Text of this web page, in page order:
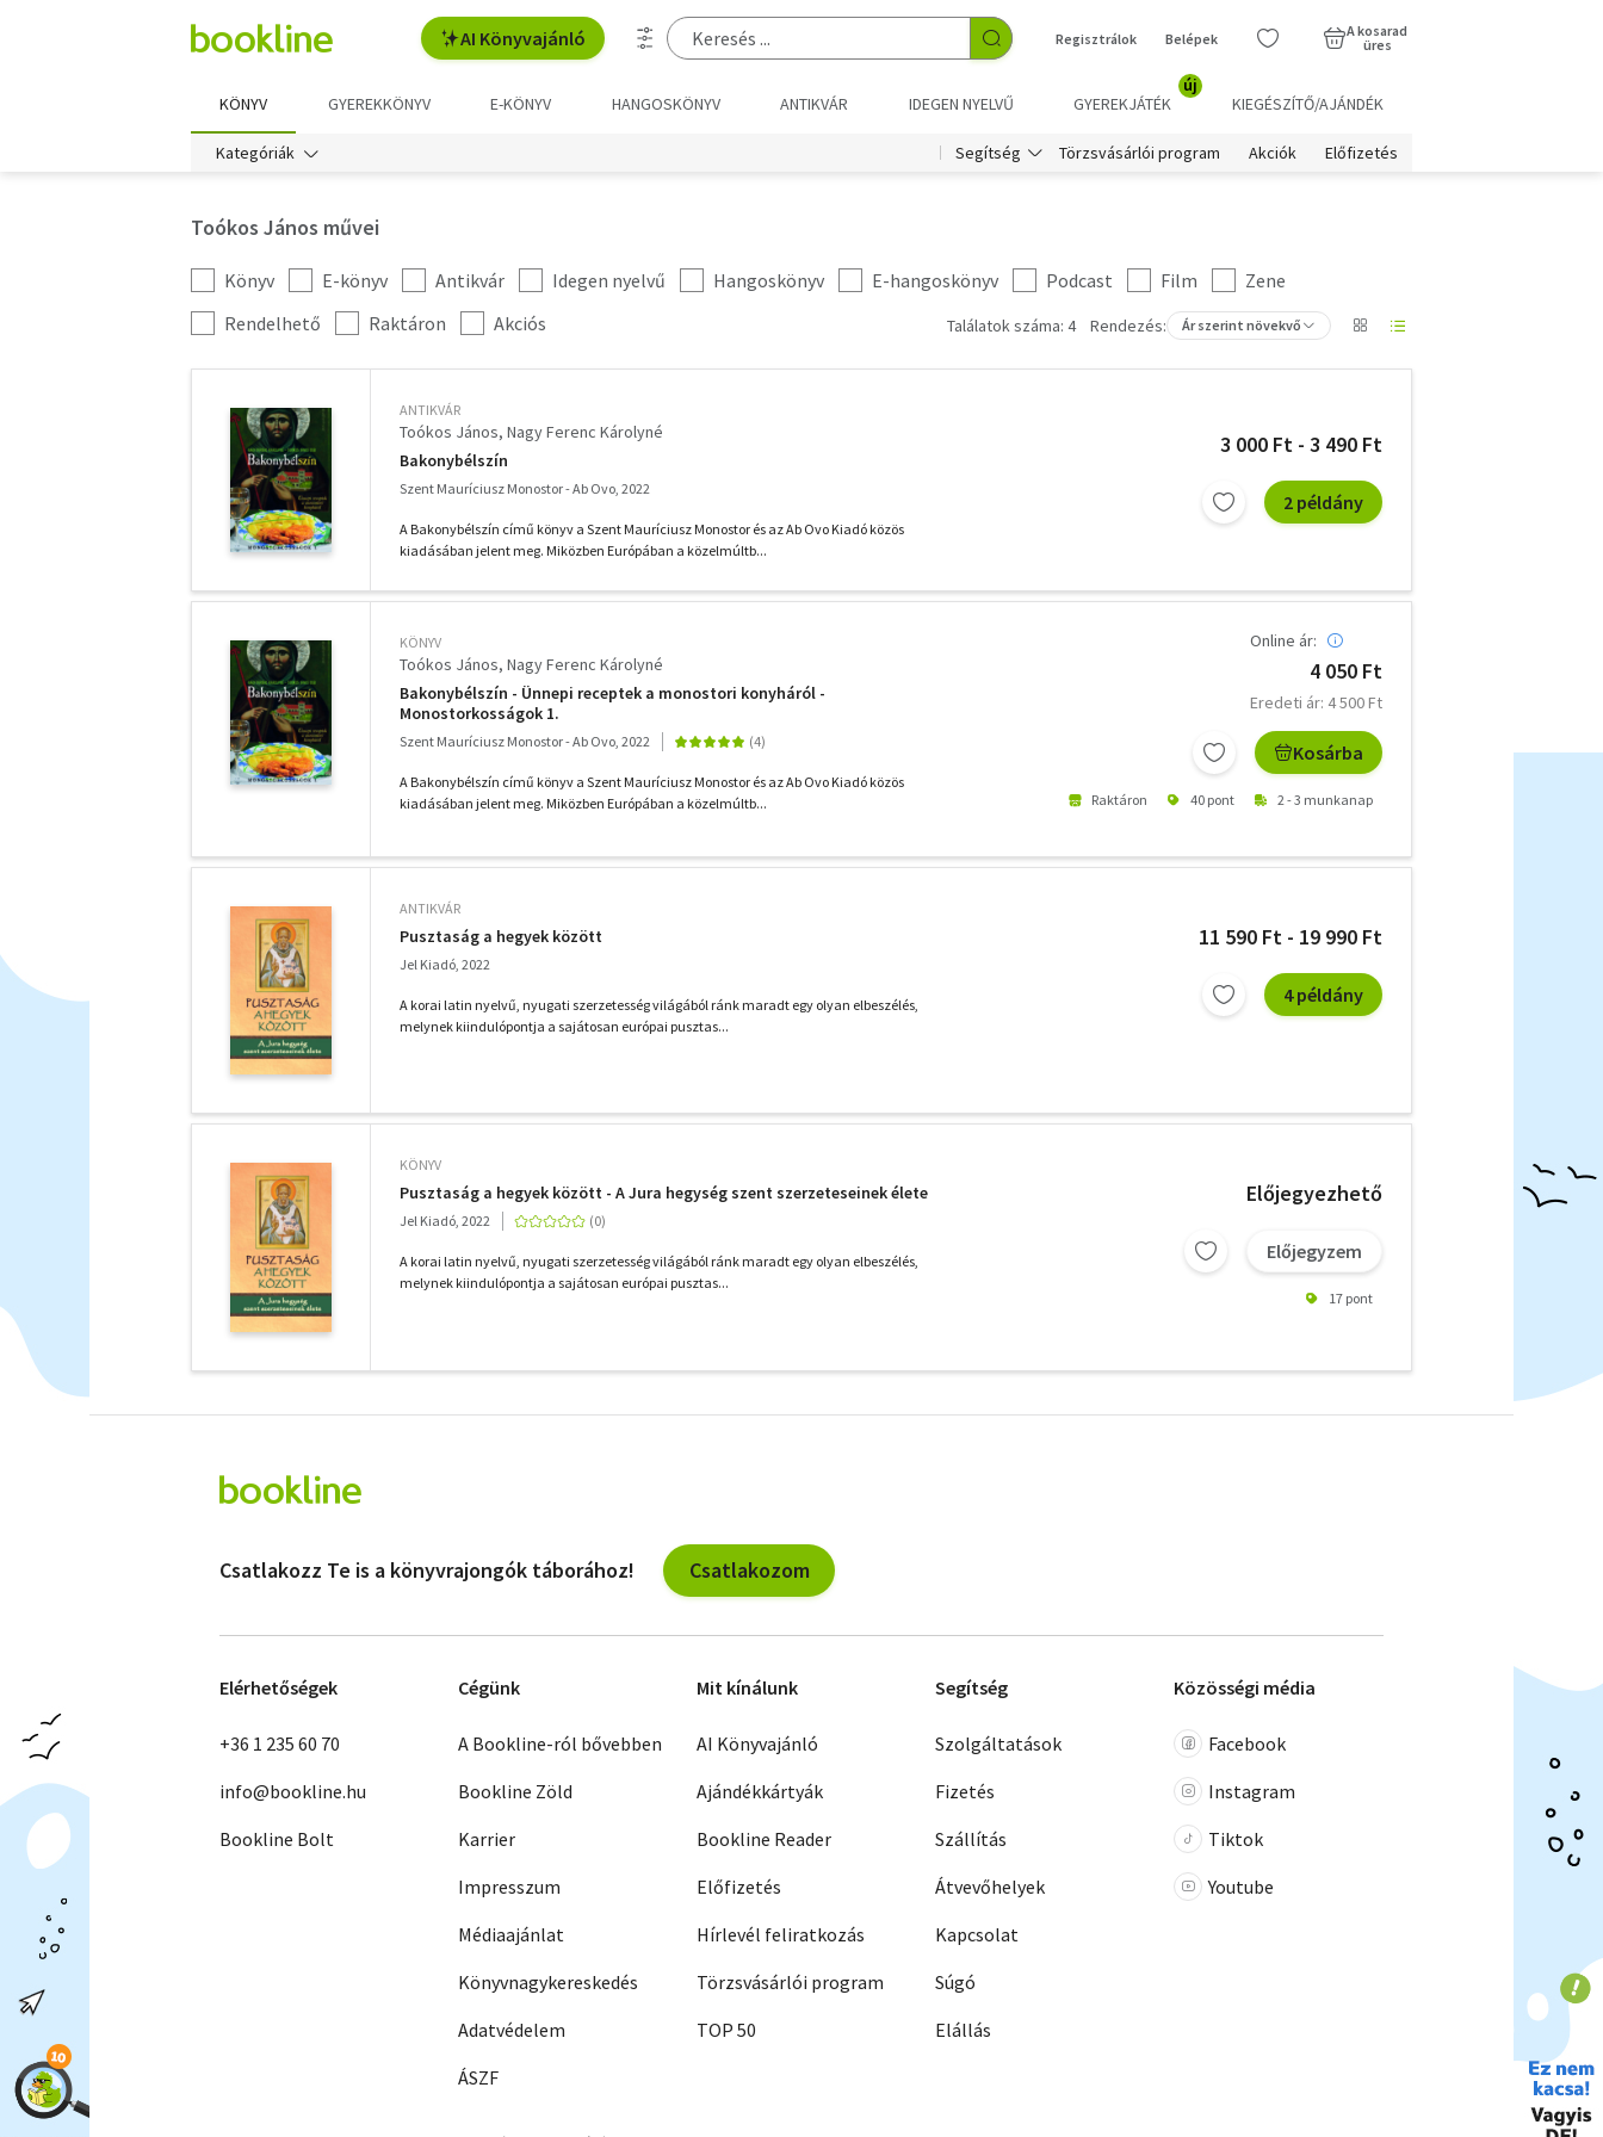
AI Könyvajánló Regisztrálok Belépek
A kosarad
üres
KÖNYV GYEREKKÖNYV E-KÖNYV HANGOSKÖNYV ANTIKVÁR IDEGEN NYELVŰ GYEREKJÁTÉK
új
KIEGÉSZÍTŐ/AJÁNDÉK
Kategóriák Segítség Törzsvásárlói program Akciók Előfizetés
Toókos János művei
Kategória
szűrés
Könyv E-könyv Antikvár Idegen nyelvű Hangoskönyv E-hangoskönyv Podcast Film
Zene
További
szűrők
Rendelhető Raktáron Akciós Találatok száma: 4 Rendezés: Ár szerint növekvő
ANTIKVÁR
Toókos János Nagy Ferenc Károlyné
Bakonybélszín
Szent Mauríciusz Monostor - Ab Ovo, 2022
A Bakonybélszín című könyv a Szent Mauríciusz Monostor és az Ab Ovo Kiadó közös
kiadásában jelent meg. Miközben Európában a közelmúltb...
3 000 Ft - 3 490 Ft
2 példány
KÖNYV
Toókos János Nagy Ferenc Károlyné
Bakonybélszín - Ünnepi receptek a monostori konyháról -
Monostorkosságok 1.
Szent Mauríciusz Monostor - Ab Ovo, 2022
A Bakonybélszín című könyv a Szent Mauríciusz Monostor és az Ab Ovo Kiadó közös
kiadásában jelent meg. Miközben Európában a közelmúltb...
Online ár:
4 050 Ft
Eredeti ár: 4 500 Ft
Kosárba
Raktáron 40 pont 2 - 3 munkanap
ANTIKVÁR
Pusztaság a hegyek között
Jel Kiadó, 2022
A korai latin nyelvű, nyugati szerzetesség világából ránk maradt egy olyan elbeszélés,
melynek kiindulópontja a sajátosan európai pusztas...
11 590 Ft - 19 990 Ft
4 példány
KÖNYV
Pusztaság a hegyek között - A Jura hegység szent szerzeteseinek élete
Jel Kiadó, 2022
A korai latin nyelvű, nyugati szerzetesség világából ránk maradt egy olyan elbeszélés,
melynek kiindulópontja a sajátosan európai pusztas...
Előjegyezhető
Előjegyzem
17 pont
szűrők
Csatlakozz Te is a könyvrajongók táborához! Csatlakozom
Elérhetőségek
+36 1 235 60 70
info@bookline.hu
Bookline Bolt
Cégünk
A Bookline-ról bővebben
Bookline Zöld
Karrier
Impresszum
Médiaajánlat
Könyvnagykereskedés
Adatvédelem
ÁSZF
Mit kínálunk
AI Könyvajánló
Ajándékkártyák
Bookline Reader
Előfizetés
Hírlevél feliratkozás
Törzsvásárlói program
TOP 50
Segítség
Szolgáltatások
Fizetés
Szállítás
Átvevőhelyek
Kapcsolat
Súgó
Elállás
Közösségi média
Facebook
Instagram
Tiktok
Youtube